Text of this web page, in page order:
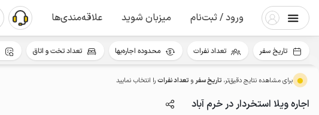
ورود / ثبت‌نام میزبان شوید علاقه‌مندی‌ها
برای مشاهده نتایج دقیق‌تر، تاریخ سفرو تعداد نفراترا انتخاب نمایید
اجاره ویلا استخردار در خرم آباد
تاریخ سفر تعداد نفرات محدوده اجاره‌بها تعداد تخت و اتاق